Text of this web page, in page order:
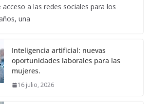
a las redes sociales para los
una
Inteligencia artificial: nuevas
oportunidades laborales para las
mujeres.
16 julio, 2026